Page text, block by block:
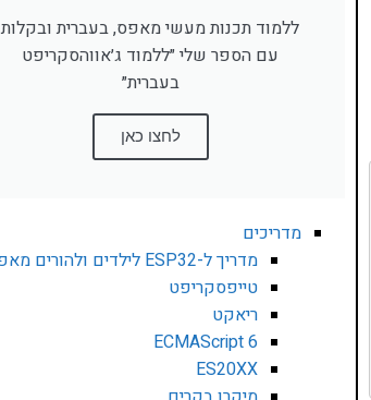
ללמוד תכנות מעשי מאפס, בעברית ובקלות
עם הספר שלי ״ללמוד ג׳אווהסקריפט
בעברית״
לחצו כאן
מדריכים
מדריך ל-ESP32 לילדים ולהורים מאפס
טייפסקריפט
ריאקט
ECMAScript 6
ES20XX